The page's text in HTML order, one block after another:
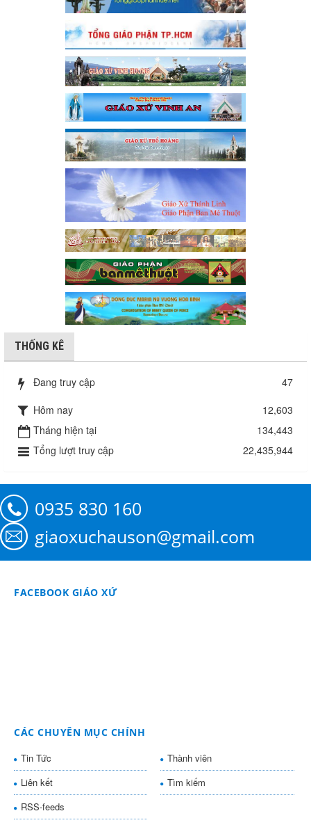
THỐNG KÊ
Đang truy cập
47
Hôm nay
12,603
Tháng hiện tại
134,443
Tổng lượt truy cập
22,435,944
0935 830 160
giaoxuchauson@gmail.com
FACEBOOK GIÁO XỨ
CÁC CHUYÊN MỤC CHÍNH
Tin Tức
Thành viên
Liên kết
Tìm kiếm
RSS-feeds